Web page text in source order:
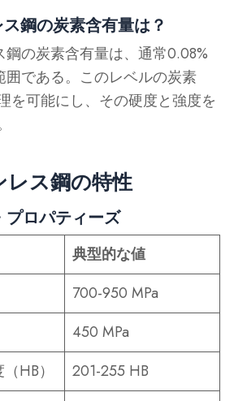
鋼の炭素含有量は？
鋼の炭素含有量は、通常0.08%
囲である。このレベルの炭素
を可能にし、その硬度と強度を
ス鋼の特性
プロパティーズ
典型的な値
700-950 MPa
450 MPa
HB）
201-255 HB